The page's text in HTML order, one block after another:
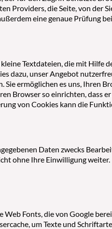
Providers, die Seite, von der
eine genaue Prüfung
Textdateien, die mit Hilfe
dazu, unser Angebot
Sie ermöglichen es uns, Ihren
Browser so einrichten, dass er
von Cookies kann die
Daten zwecks
ohne Ihre Einwilligung weiter.
Fonts, die von Google
um Texte und